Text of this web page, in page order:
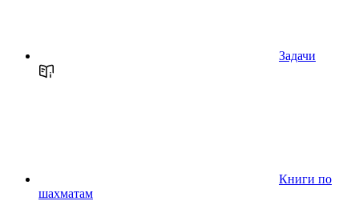
Задачи
Книги по
шахматам